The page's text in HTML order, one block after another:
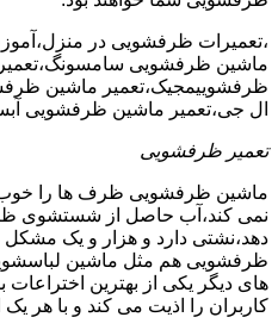
،تعمیرات ظرفشویی در
ماشین ظرفشویی
ظرفشوییمجیک،تعمیر ماشین
ال جی،تعمیر ماشین ظرفشویی
تعمیر ظرفشویی
ماشین ظرفشویی ظرف ها را
نمی کند،آب حاصل از شستشوی
دهد،نشتی دارد و هزار و یک مشکل
ظرفشویی هم مثل ماشین
های دیگر یکی از بهترین
کاربران را اذیت می کند و با هر